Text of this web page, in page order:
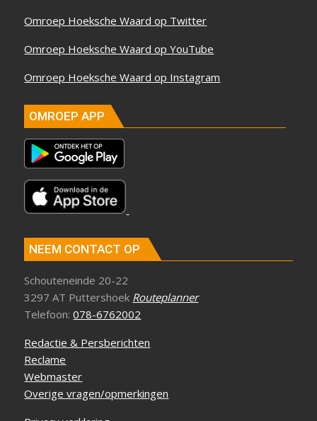
Omroep Hoeksche Waard op Twitter
Omroep Hoeksche Waard op YouTube
Omroep Hoeksche Waard op Instagram
OMROEP APP
NEEM CONTACT OP
Schouteneinde 20-22
3297 AT Puttershoek Routeplanner
Telefoon:078-6762002
Redactie & Persberichten
Reclame
Webmaster
Overige vragen/opmerkingen